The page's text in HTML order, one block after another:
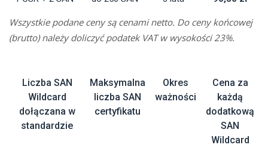
Wszystkie podane ceny są cenami netto. Do ceny końcowej
(brutto) należy doliczyć podatek VAT w wysokości 23%.
Liczba SAN
Wildcard
dołączana w
standardzie
Maksymalna
liczba SAN
certyfikatu
Okres
ważności
Cena za
każdą
dodatkową
SAN
Wildcard